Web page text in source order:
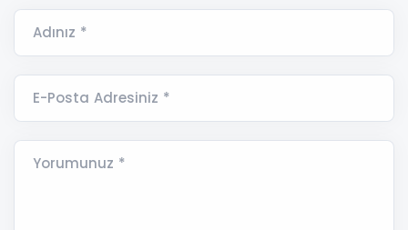
Adınız *
E-Posta Adresiniz *
Yorumunuz *